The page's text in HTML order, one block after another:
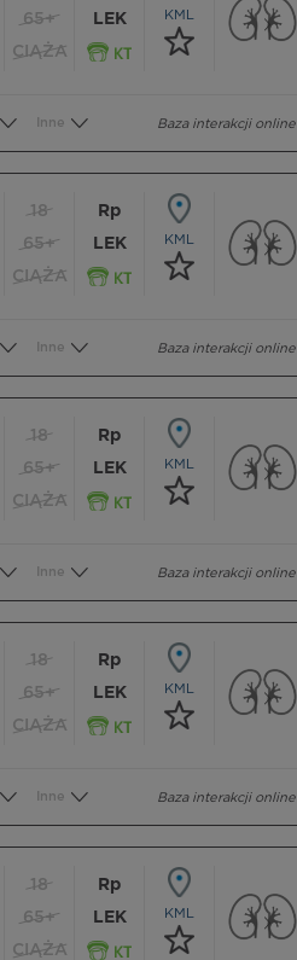
65+
CIĄŻA
LEK
KML
Baza interakcji online
Inne
18
65+
CIĄŻA
Rp
LEK
KML
Baza interakcji online
Inne
18
65+
CIĄŻA
Rp
LEK
KML
Baza interakcji online
Inne
18
65+
CIĄŻA
Rp
LEK
KML
Baza interakcji online
Inne
18
65+
CIĄŻA
Rp
LEK
KML